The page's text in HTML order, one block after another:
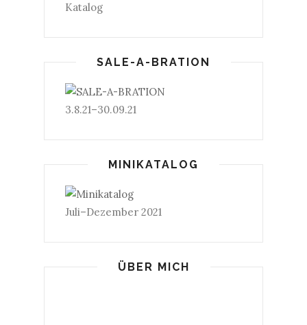
Katalog
SALE-A-BRATION
3.8.21–30.09.21
MINIKATALOG
Juli–Dezember 2021
ÜBER MICH